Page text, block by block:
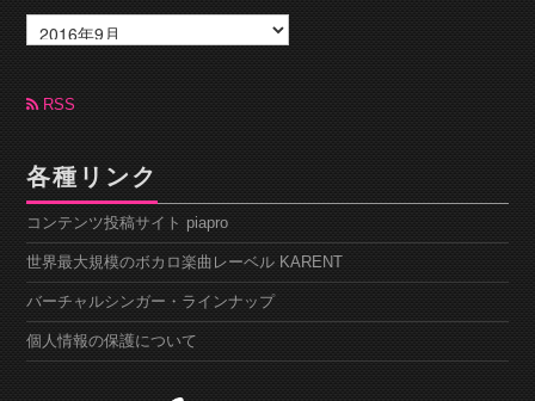
ー
カ
ブ RSS
各種リンク
コンテンツ投稿サイト piapro
世界最大規模のボカロ楽曲レーベル KARENT
バーチャルシンガー・ラインナップ
個人情報の保護について